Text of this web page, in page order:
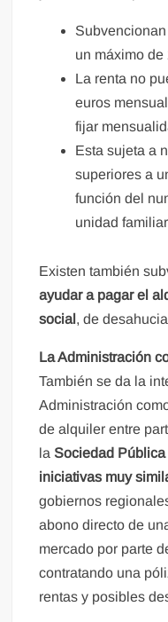
un máximo
La renta no
euros
fijar
Esta sujeta a
superiores a
función del
unidad
Existen también
ayudar a pagar el
social , de
La Administración
También se da la
Administración
de alquiler entre
la Sociedad
iniciativas muy
gobiernos
abono directo de
mercado por parte
contratando una
rentas y posibles